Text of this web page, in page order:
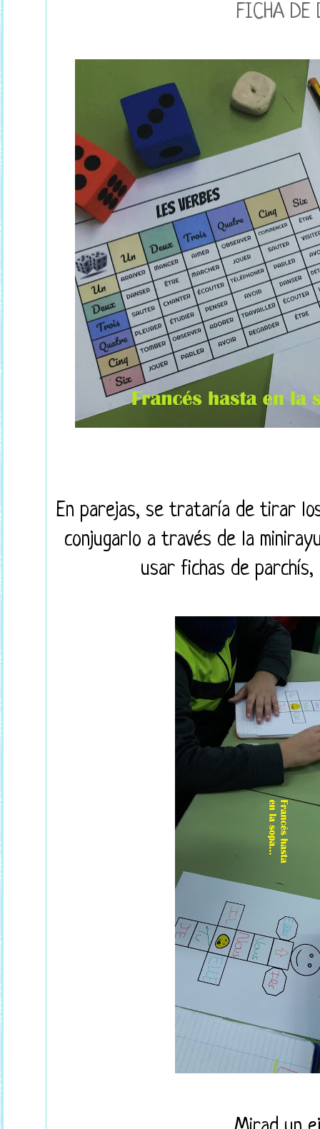
FICHA DE
En parejas, se trataría de tirar
conjugarlo a través de la
usar fichas de parchís,